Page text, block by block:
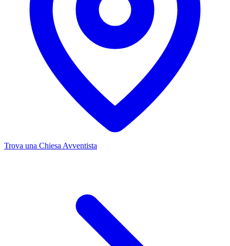
Trova una Chiesa Avventista